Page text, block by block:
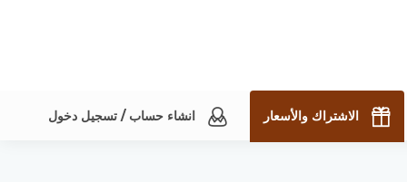
الاشتراك والأسعار انشاء حساب / تسجيل دخول